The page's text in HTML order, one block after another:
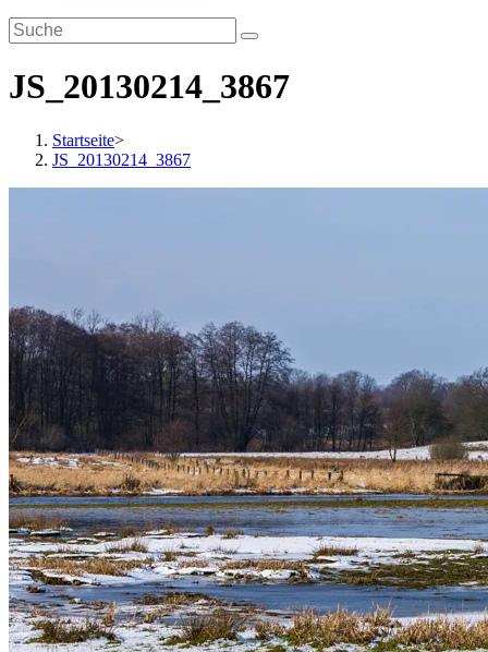
JS_20130214_3867
Startseite>
JS_20130214_3867